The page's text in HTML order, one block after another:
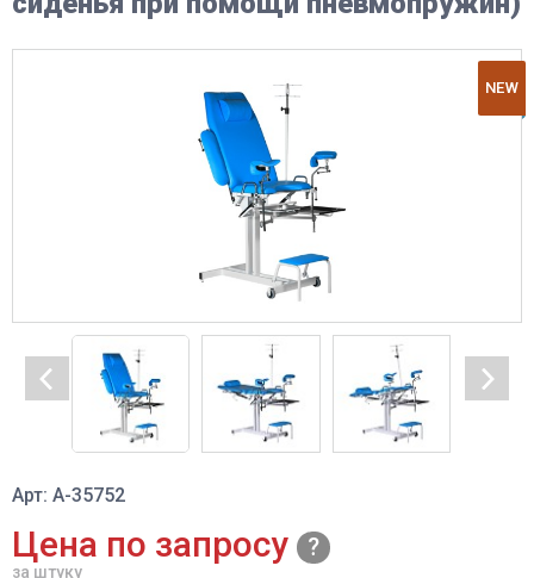
NEW
Арт: A-35752
Цена по запросу
за штуку